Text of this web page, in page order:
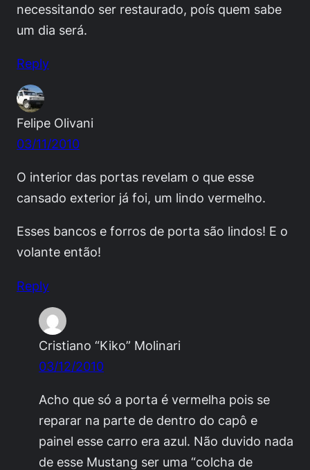
necessitando ser restaurado, poís quem sabe
um dia será.
Reply
Felipe Olivani
03/11/2010
O interior das portas revelam o que esse
cansado exterior já foi, um lindo vermelho.
Esses bancos e forros de porta são lindos! E o
volante então!
Reply
Cristiano “Kiko” Molinari
03/12/2010
Acho que só a porta é vermelha pois se
reparar na parte de dentro do capô e
painel esse carro era azul. Não duvido nada
de esse Mustang ser uma “colcha de